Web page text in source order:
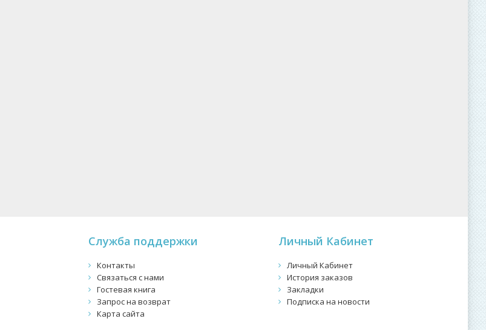
Служба поддержки
Контакты
Связаться с нами
Гостевая книга
Запрос на возврат
Карта сайта
Личный Кабинет
Личный Кабинет
История заказов
Закладки
Подписка на новости